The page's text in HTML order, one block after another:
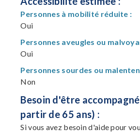
Personnes à mobilité réduite :
Oui
Personnes aveugles ou
Oui
Personnes sourdes ou
Non
Besoin d'être
partir de 65 ans) :
Si vous avez besoin d'aide pour